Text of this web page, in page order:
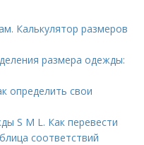
Калькулятор размеров
размера одежды:
определить свои
S M L. Как перевести
соответствий